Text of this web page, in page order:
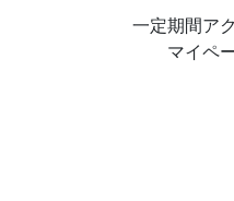
一定期間ア
マイペ